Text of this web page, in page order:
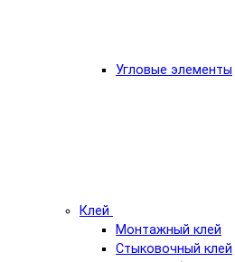
Угловые элементы
Клей
Монтажный клей
Стыковочный клей